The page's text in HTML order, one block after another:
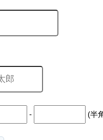
- (半